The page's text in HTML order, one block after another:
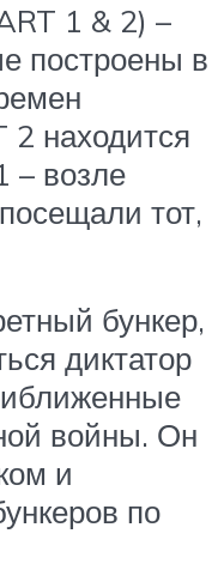
1 & 2) –
построены в
2 находится
– возле
тот,
бункер,
диктатор
войны. Он
и
по